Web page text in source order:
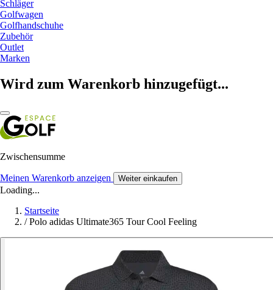
Schläger
Golfwagen
Golfhandschuhe
Zubehör
Outlet
Marken
Wird zum Warenkorb hinzugefügt...
Zwischensumme
Meinen Warenkorb anzeigen Weiter einkaufen
Loading...
Startseite
/ Polo adidas Ultimate365 Tour Cool Feeling